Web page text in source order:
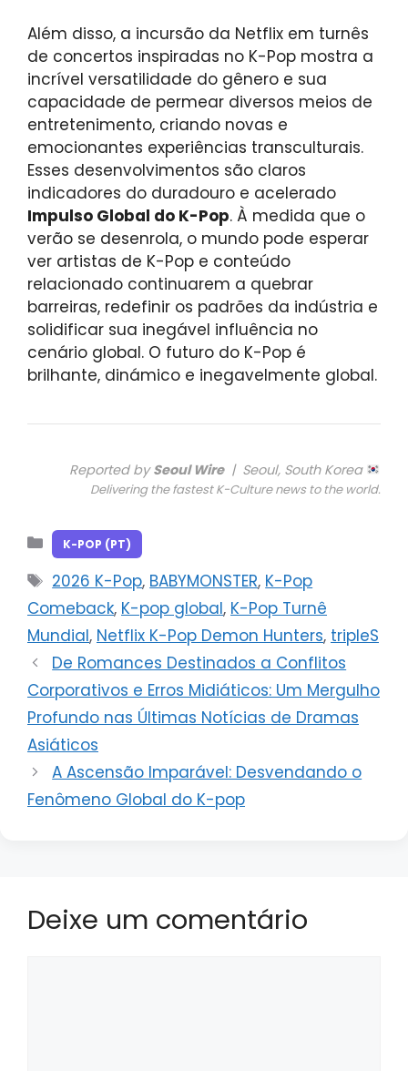
Além disso, a incursão da Netflix em turnês
de concertos inspiradas no K-Pop mostra a
incrível versatilidade do gênero e sua
capacidade de permear diversos meios de
entretenimento, criando novas e
emocionantes experiências transculturais.
Esses desenvolvimentos são claros
indicadores do duradouro e acelerado
Impulso Global do K-Pop. À medida que o
verão se desenrola, o mundo pode esperar
ver artistas de K-Pop e conteúdo
relacionado continuarem a quebrar
barreiras, redefinir os padrões da indústria e
solidificar sua inegável influência no
cenário global. O futuro do K-Pop é
brilhante, dinámico e inegavelmente global.
Reported bySeoul Wire| Seoul, South Korea
Delivering the fastest K-Culture news to the world.
Categorias
K-POP (PT)
Tags
2026 K-Pop, BABYMONSTER, K-Pop
Comeback, K-pop global, K-Pop Turnê
Mundial, Netflix K-Pop Demon Hunters, tripleS
De Romances Destinados a Conflitos
Corporativos e Erros Midiáticos: Um Mergulho
Profundo nas Últimas Notícias de Dramas
Asiáticos
A Ascensão Imparável: Desvendando o
Fenômeno Global do K-pop
Deixe um comentário